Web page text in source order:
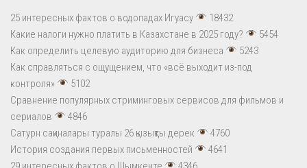
25 интересных фактов о водопадах Игуасу
18432
Какие налоги нужно платить в Казахстане в 2025 году?
5454
Как определить целевую аудиторию для бизнеса
5243
Как справляться с ощущением, что «всё выходит из-под
контроля»
5102
Сравнение популярных стриминговых сервисов для фильмов и
сериалов
4846
Сатурн сақиналары туралы 26 қызықты дерек
4760
История создания первых письменностей
4641